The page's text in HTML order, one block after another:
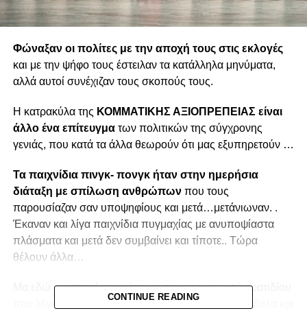
Φώναξαν οι πολίτες με την αποχή τους στις εκλογές
και με την ψήφο τους έστειλαν τα κατάλληλα μηνύματα,
αλλά αυτοί συνέχιζαν τους σκοπούς τους.
Η κατρακύλα της ΚΟΜΜΑΤΙΚΗΣ ΑΞΙΟΠΡΕΠΕΙΑΣ είναι
άλλο ένα επίτευγματων πολιτικών της σύγχρονης
γενιάς, που κατά τα άλλα θεωρούν ότι μας εξυπηρετούν …
Τα παιχνίδια πινγκ- πονγκ ήταν στην ημερήσια
διάταξη με σπίλωση ανθρώπωνπου τους
παρουσίαζαν σαν υποψηφίους και μετά…μετάνιωναν. .
Έκαναν και λίγα παιχνίδια πυγμαχίας με ανυποψίαστα
πλάσματα και μετά δεν συμβαίνει και τίποτε.. Τώρα
θέλουν άλλα…
Μα εδώ αγαπητοί μου κάτοικοι του αφρικανικού κρατιδίου
που λέγεται Κυπριστάν έχουμε καραμπινάτα σκάνδαλα και
CONTINUE READING